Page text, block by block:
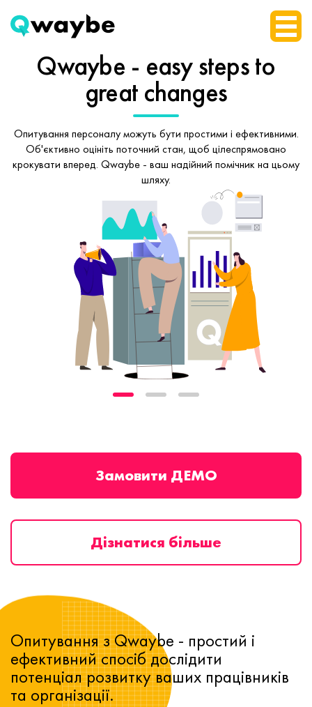
Qwaybe - easy stepsto
great changes
Опитування персоналу можуть бути простими і ефективними.
Об'єктивно оцініть поточний стан, щоб цілеспрямовано
крокувати вперед. Qwaybe - ваш надійний помічник на цьому
шляху.
Замовити ДЕМО
Дізнатися більше
Опитування з Qwaybe - простий і
ефективний спосіб дослідити
потенціал розвитку ваших працівників
та організації.